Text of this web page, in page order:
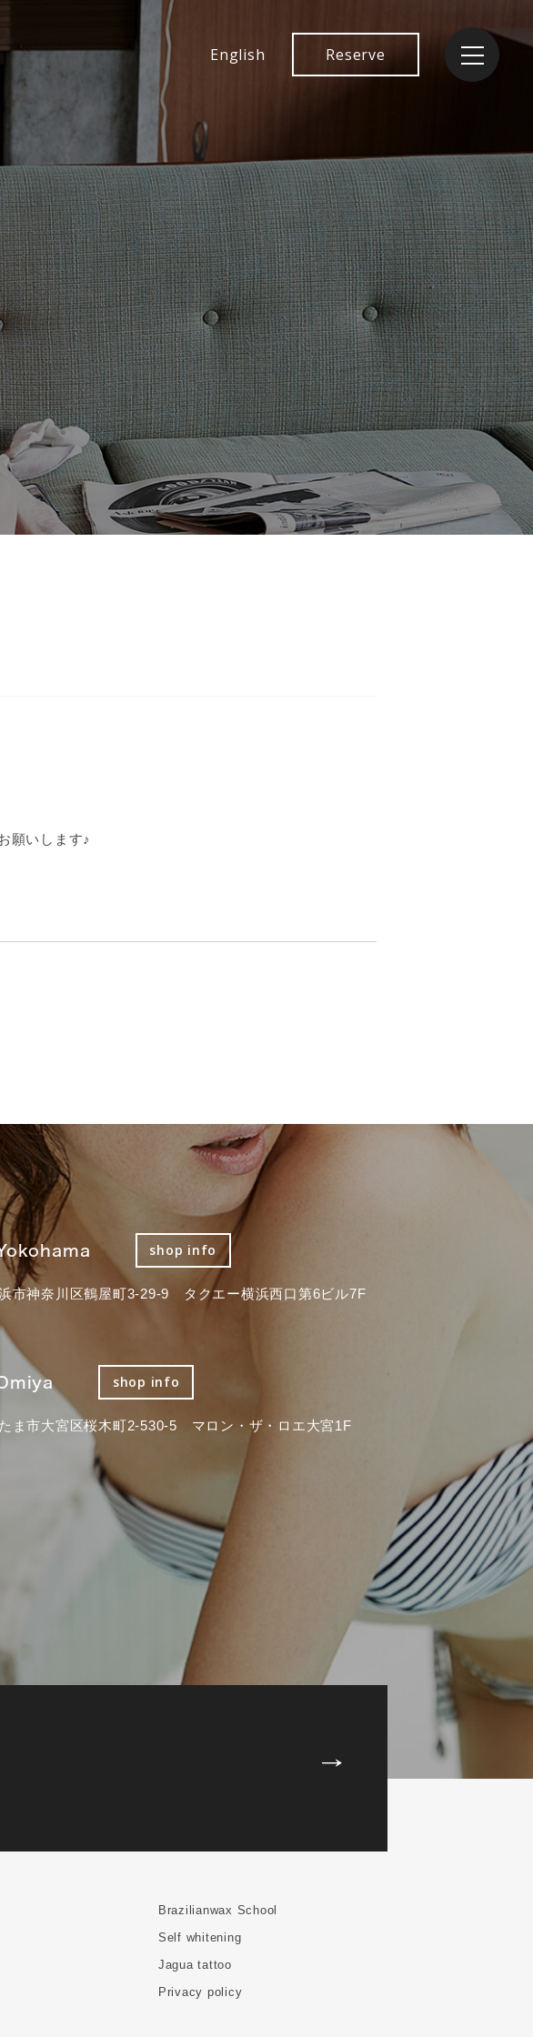
English Reserve
願いします♪
shop info
市神奈川区鶴屋町3-29-9 タクエー横浜西口第6ビル7F
shop info
ま市大宮区桜木町2-530-5 マロン・ザ・ロエ大宮1F
Brazilianwax School
Self whitening
Jagua tattoo
Privacy policy